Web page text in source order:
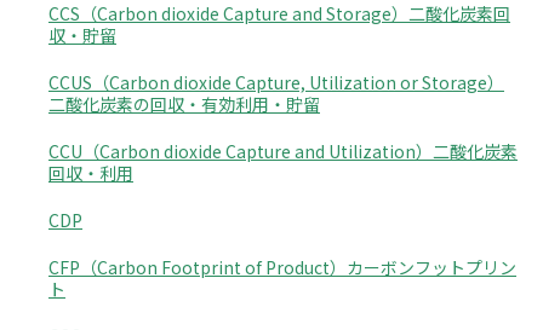
CCS（Carbon dioxide Capture and Storage）二酸化炭素回
収・貯留
CCUS（Carbon dioxide Capture, Utilization or Storage）
二酸化炭素の回収・有効利用・貯留
CCU（Carbon dioxide Capture and Utilization）二酸化炭素
回収・利用
CDP
CFP（Carbon Footprint of Product）カーボンフットプリン
ト